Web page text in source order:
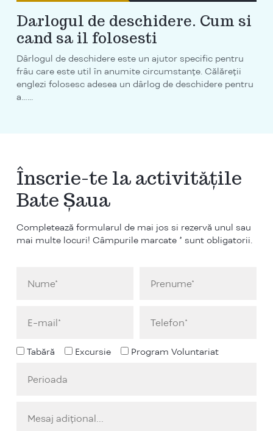
Darlogul de deschidere. Cum si
cand sa il folosesti
Dârlogul de deschidere este un ajutor specific pentru
frâu care este util în anumite circumstanțe. Călăreții
englezi folosesc adesea un dârlog de deschidere pentru
a…...
Înscrie-te la activitățile
Bate Șaua
Completează formularul de mai jos si rezervă unul sau
mai multe locuri! Câmpurile marcate * sunt obligatorii.
Tabără Excursie Program Voluntariat